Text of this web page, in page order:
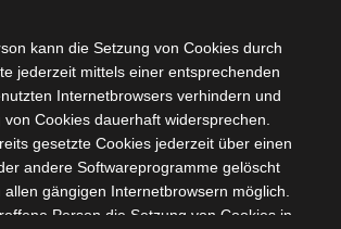
kann die Setzung von Cookies durch
jederzeit mittels einer entsprechenden
Internetbrowsers verhindern und
Cookies dauerhaft widersprechen.
gesetzte Cookies jederzeit über einen
andere Softwareprogramme gelöscht
allen gängigen Internetbrowsern möglich.
Person die Setzung von Cookies in